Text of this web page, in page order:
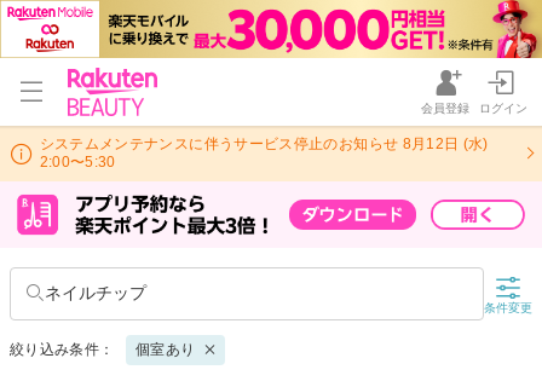
会員登録 ログイン
システムメンテナンスに伴うサービス停止のお知らせ 8月12日 (水)
2:00〜5:30
ネイルチップ
条件変更
絞り込み条件： 個室あり